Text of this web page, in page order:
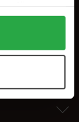
du
anpassa
helst återkalla